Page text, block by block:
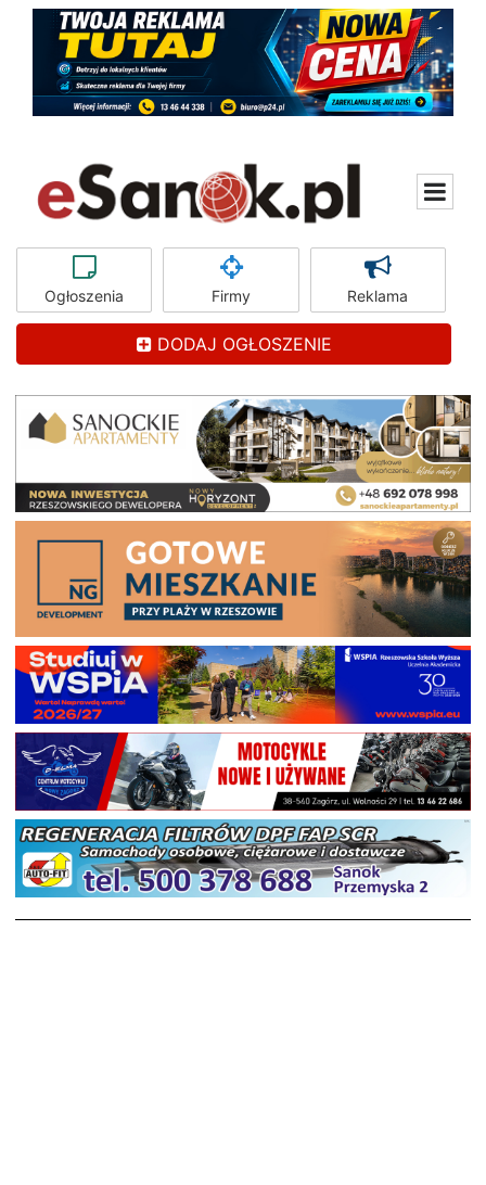
Ogłoszenia Firmy Reklama
DODAJ OGŁOSZENIE